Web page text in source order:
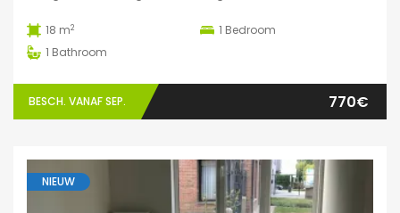
18 m2 1 Bedroom
1 Bathroom
BESCH. VANAF SEP. 770€
NIEUW